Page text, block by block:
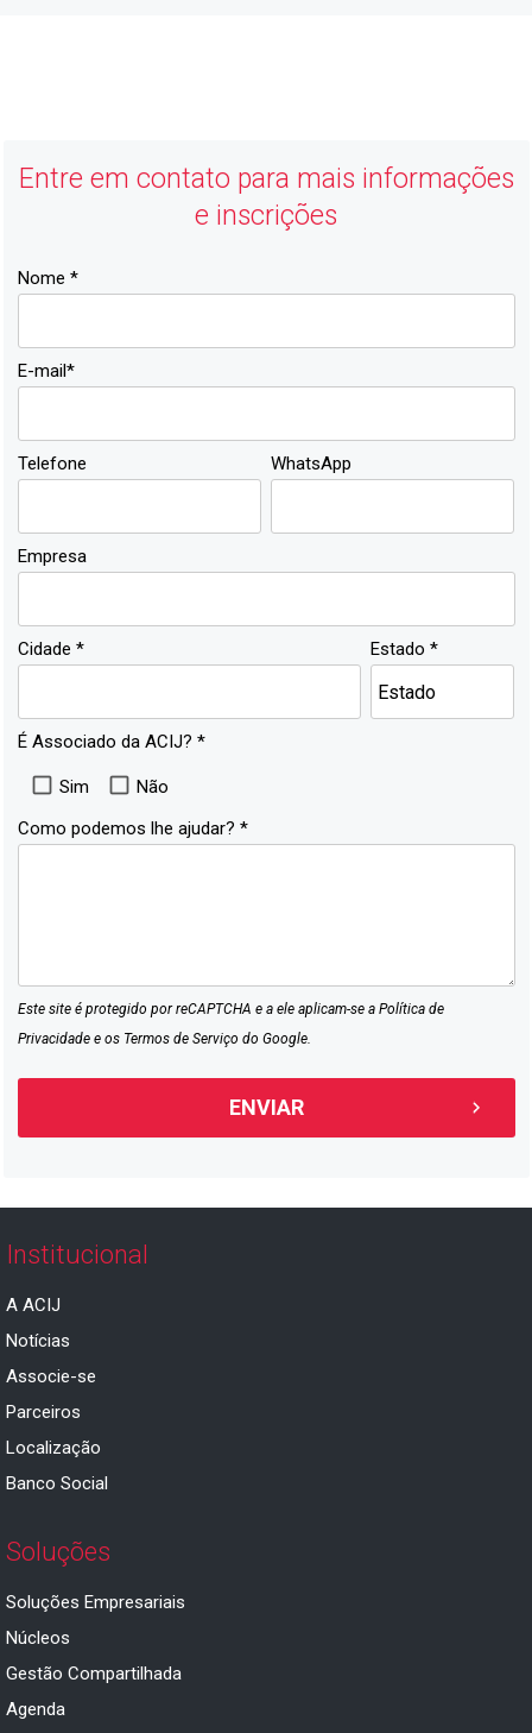
Entre em contato para mais informações
e inscrições
Nome *
E-mail*
Telefone WhatsApp
Empresa
Cidade * Estado *
É Associado da ACIJ? *
Sim
Não
Como podemos lhe ajudar? *
Este site é protegido por reCAPTCHA e a ele aplicam-se a Política de
Privacidadee os Termos de Serviço do Google.
Institucional
A ACIJ
Notícias
Associe-se
Parceiros
Localização
Banco Social
Soluções
Soluções Empresariais
Núcleos
Gestão Compartilhada
Agenda